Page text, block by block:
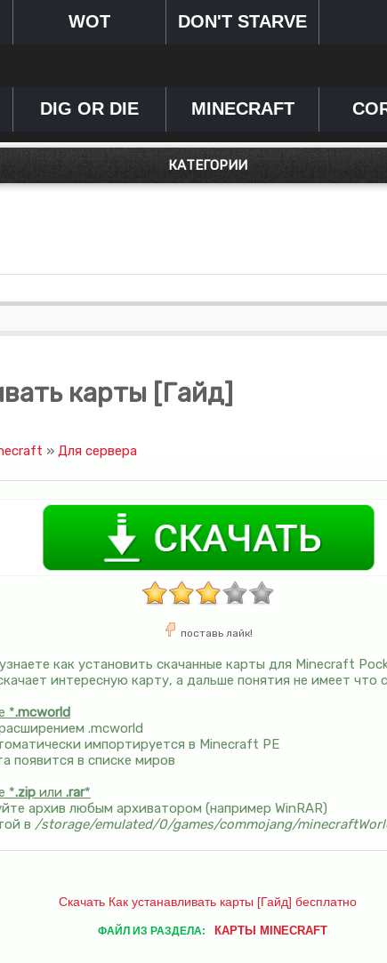
WOT DON'T STARVE
DIG OR DIE MINECRAFT
КАТЕГОРИИ
карты [Гайд]
» Для сервера
поставь лайк!
как установить скачанные карты для Minecraft
интересную карту, а дальше понятия не имеет что
*.mcworld
.mcworld
импopтиpyeтcя в Minecraft PE
пoявитcя в cпиcкe миpoв
*.zip или .rar*
apxив любым apxивaтopoм (нaпpимep WinRAR)
в /storage/emulated/0/games/commojang/
Скачать Как устанавливать карты [Гайд] бесплатно
ФАЙЛ ИЗ РАЗДЕЛА: КАРТЫ MINECRAFT